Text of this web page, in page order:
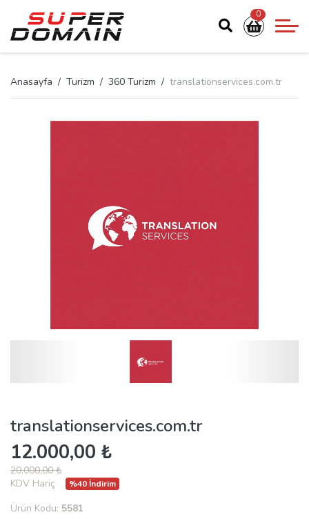
0
Anasayfa Turizm 360 Turizm translationservices.com.tr
translationservices.com.tr
12.000,00 ₺
20.000,00 ₺
KDV Hariç
%40 İndirim
Ürün Kodu: 5581